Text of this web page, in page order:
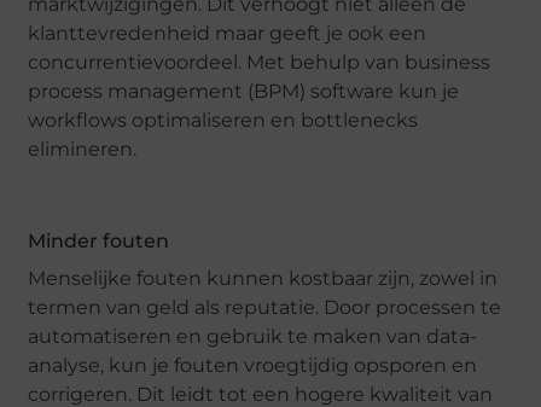
klanttevredenheid maar geeft je ook een
concurrentievoordeel. Met behulp van business
process management (BPM) software kun je
workflows optimaliseren en bottlenecks
elimineren.
Minder fouten
Menselijke fouten kunnen kostbaar zijn, zowel in
termen van geld als reputatie. Door processen te
automatiseren en gebruik te maken van data-
analyse, kun je fouten vroegtijdig opsporen en
corrigeren. Dit leidt tot een hogere kwaliteit van